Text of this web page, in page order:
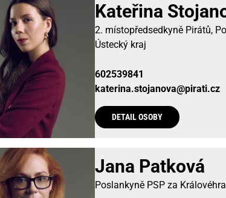
Kateřina
2. místopředsedkyně Pirátů,
Ústecký kraj
602539841
katerina.stojanova@pirati.cz
DETAIL OSOBY
Jana Patková
Poslankyně PSP za